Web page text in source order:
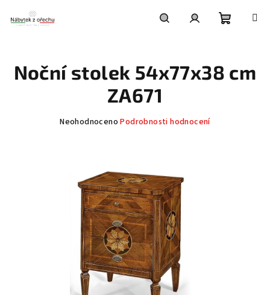
obsah
košík
Noční stolek 54x77x38 cm
ZA671
Průměrné
hvězdiček.
Neohodnoceno Podrobnosti hodnocení